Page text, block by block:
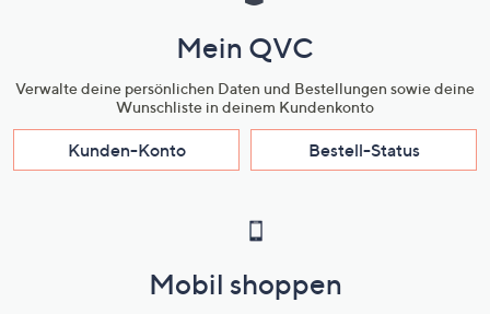
Mein QVC
Verwalte deine persönlichen Daten und Bestellungen sowie deine
Wunschliste in deinem Kundenkonto
Kunden-Konto Bestell-Status
Mobil shoppen